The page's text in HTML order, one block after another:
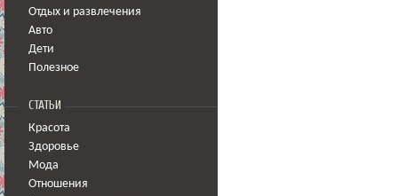
Отдых и развлечения
Авто
Дети
Полезное
СТАТЬИ
Красота
Здоровье
Мода
Отношения